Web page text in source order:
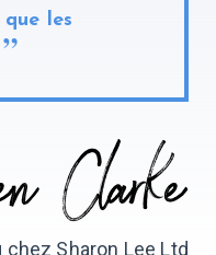
les
chez Sharon Lee Ltd